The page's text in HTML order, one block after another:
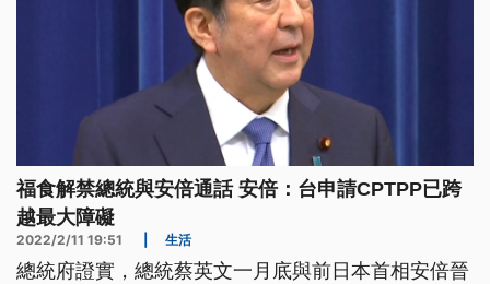
福食解禁總統與安倍通話 安倍：台申請CPTPP已跨
越最大障礙
2022/2/11 19:51 生活
總統府證實，總統蔡英文一月底與前日本首相安倍晉